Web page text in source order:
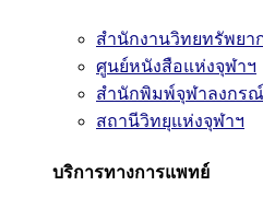
สำนักงานวิทยทรัพยา
ศูนย์หนังสือแห่งจุฬาฯ
สำนักพิมพ์จุฬาลงกร
สถานีวิทยุแห่งจุฬาฯ
บริการทางการแพทย์